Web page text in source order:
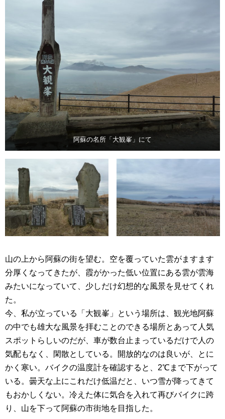
阿蘇の名所「大観峯」にて
山の上から阿蘇の街を望む。空を覆っていた雲がますます
分厚くなってきたが、霞がかった低い位置にある雲が雲海
みたいになっていて、少しだけ幻想的な風景を見せてくれ
た。
今、私が立っている「大観峯」という場所は、観光地阿蘇
の中でも雄大な風景を拝むことのできる場所とあって人気
スポットらしいのだが、車が数台止まっているだけで人の
気配もなく、閑散としている。開放的なのは良いが、とに
かく寒い。バイクの温度計を確認すると、2℃まで下がって
いる。曇天な上にこれだけ低温だと、いつ雪が降ってきて
もおかしくない。冷えた体に気合を入れて再びバイクに跨
り、山を下って阿蘇の市街地を目指した。